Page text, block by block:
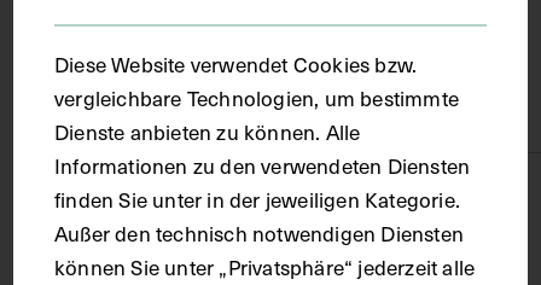
Material
Karton
Technik
Lithografie
Diese Website verwendet Cookies bzw.
vergleichbare Technologien, um bestimmte
Dienste anbieten zu können. Alle
Informationen zu den verwendeten Diensten
finden Sie unter in der jeweiligen Kategorie.
Außer den technisch notwendigen Diensten
können Sie unter „Privatsphäre“ jederzeit alle